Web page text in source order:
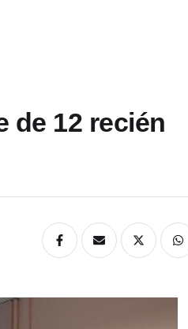
de 12 recién